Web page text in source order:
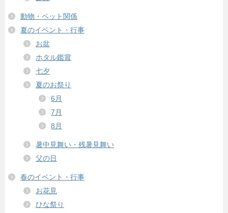
動物・ペット関係
夏のイベント・行事
お盆
ホタル鑑賞
七夕
夏のお祭り
6月
7月
8月
暑中見舞い・残暑見舞い
父の日
春のイベント・行事
お花見
ひな祭り